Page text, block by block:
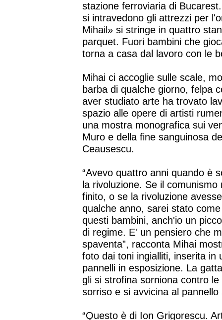
stazione ferroviaria di
si intravedono gli attrezzi per
Mihail» si stringe in quattro
parquet. Fuori bambini che
torna a casa dal lavoro con le
Mihai ci accoglie sulle scale,
barba di qualche giorno, felpa
aver studiato arte ha trovato
spazio alle opere di artisti
una mostra monografica sui
Muro e della fine sanguinosa
Ceausescu.
“Avevo quattro anni quando è
la rivoluzione. Se il comunismo
finito, o se la rivoluzione
qualche anno, sarei stato
questi bambini, anch'io un
di regime. E' un pensiero che
spaventa”, racconta Mihai
foto dai toni ingialliti, inserita in
pannelli in esposizione. La
gli si strofina sorniona contro
sorriso e si avvicina al pannello
“Questo è di Ion Grigorescu.